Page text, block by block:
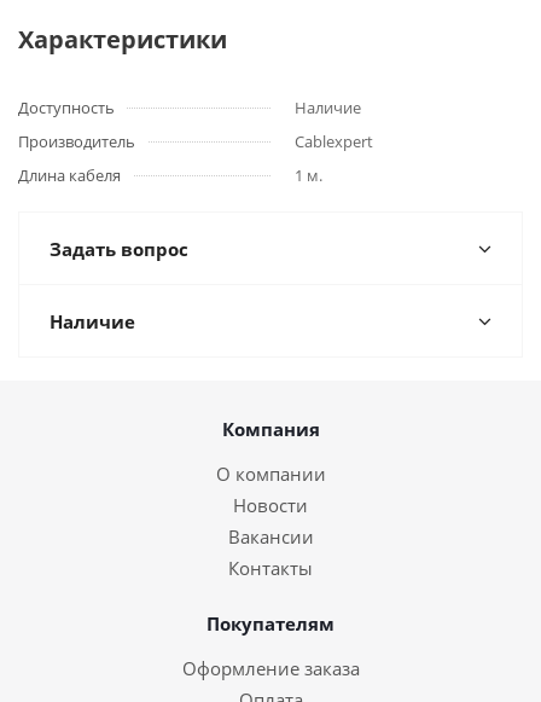
Характеристики
Доступность
Наличие
Производитель
Cablexpert
Длина кабеля
1 м.
Задать вопрос
Наличие
Компания
О компании
Новости
Вакансии
Контакты
Покупателям
Оформление заказа